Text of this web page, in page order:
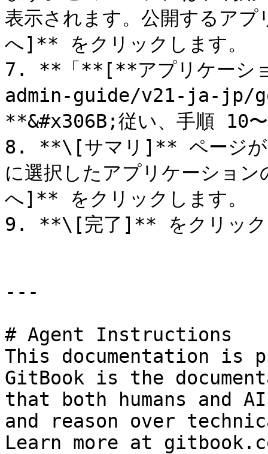
表示されます。公開するア
へ]** をクリックします。
7. **「**[**アプリケー
admin-guide/v21-ja-jp/
**&#x306B;従い、手順 10
8. **\[サマリ]** ページが
に選択したアプリケーショ
へ]** をクリックします。
9. **\[完了]** をクリック
---
# Agent Instructions
This documentation is
GitBook is the
that both humans and
and reason over
Learn more at